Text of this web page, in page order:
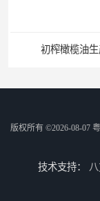
初榨橄榄油
版权所有 ©2026-08-07
技术支持：